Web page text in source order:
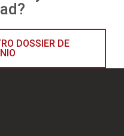
DOSSIER DE